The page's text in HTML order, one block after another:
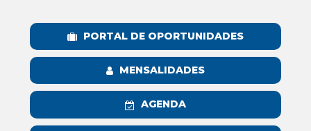
PORTAL DE OPORTUNIDADES
MENSALIDADES
AGENDA